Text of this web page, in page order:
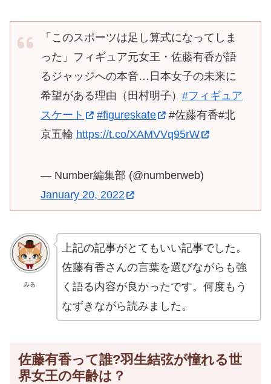
「このスポーツは足し算式になってしま
った」フィギュア元女王・佐藤有香が語
るジャッジへの本音…日本女子の未来に
希望がある理由（田村明子） #フィギュア
スケート
#figureskate
#佐藤有香#北
京五輪 https://t.co/XAMVVq95rW
— Number編集部 (@numberweb)
January 20, 2022
みる
上記の記事がとてもいい記事でした。
佐藤有香さんの言葉を選びながらも強
く語る内容が良かったです。何度もう
なずきながら読みました。
佐藤有香って誰?羽生結弦が憧れる世
界女王の年齢は？